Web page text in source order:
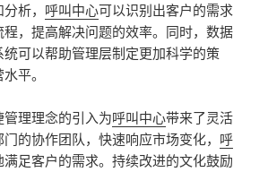
析， 呼叫中心可以识别出客户的需求
，提高解决问题的效率。同时，数据
可以帮助管理层制定更加科学的策
平。
理理念的引入为呼叫中心带来了灵活
的协作团队，快速响应市场变化， 呼
满足客户的需求。持续改进的文化鼓励